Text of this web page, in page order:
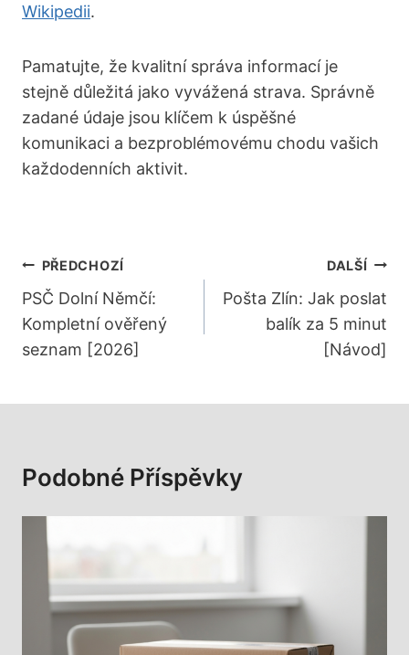
Wikipedii.
Pamatujte, že kvalitní správa informací je
stejně důležitá jako vyvážená strava. Správně
zadané údaje jsou klíčem k úspěšné
komunikaci a bezproblémovému chodu vašich
každodenních aktivit.
Navigace
Pro
Příspěvek
PŘEDCHOZÍ
PSČ Dolní Němčí:
Kompletní ověřený
seznam [2026]
DALŠÍ
Pošta Zlín: Jak poslat
balík za 5 minut
[Návod]
Podobné Příspěvky